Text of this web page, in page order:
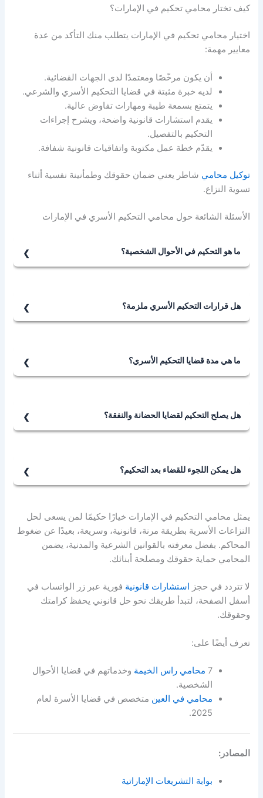
كيف تختار محامي تحكيم في الإمارات؟
اختيار محامي تحكيم في الإمارات يتطلب منك التأكد من عدة
معايير مهمة:
أن يكون مرخّصًا ومعتمدًا لدى الجهات القضائية.
لديه خبرة مثبتة في قضايا التحكيم الأسري والشرعي.
يتمتع بسمعة طيبة ومهارات تفاوض عالية.
يقدم استشارات قانونية واضحة، ويشرح إجراءات
التحكيم بالتفصيل.
يقدّم خطة عمل مكتوبة واتفاقيات قانونية شفافة.
توكيل محامي شاطر يعني ضمان حقوقك وطمأنينة نفسية أثناء
تسوية النزاع.
الأسئلة الشائعة حول محامي التحكيم الأسري في الإمارات
ما هو التحكيم في الأحوال الشخصية؟
محايد يُصدر قرارًا ملزمًا للطرفين.
هل قرارات التحكيم الأسري ملزمة؟
ما هي مدة قضايا التحكيم الأسري؟
هل يصلح التحكيم لقضايا الحضانة والنفقة؟
هل يمكن اللجوء للقضاء بعد التحكيم؟
يمثل محامي التحكيم في الإمارات خيارًا حكيمًا لمن يسعى لحل
النزاعات الأسرية بطريقة مرنة، قانونية، وسريعة، بعيدًا عن ضغوط
المحاكم. بفضل معرفته بالقوانين الشرعية والمدنية، يضمن
المحامي حماية حقوقك ومصلحة أبنائك.
لا تتردد في حجز استشارات قانونية فورية عبر زر الواتساب في
أسفل الصفحة، لتبدأ طريقك نحو حل قانوني يحفظ كرامتك
وحقوقك.
تعرف أيضًا على:
7 محامي راس الخيمة وخدماتهم في قضايا الأحوال
الشخصية.
محامي في العين متخصص في قضايا الأسرة لعام
2025.
المصادر:
بوابة التشريعات الإماراتية